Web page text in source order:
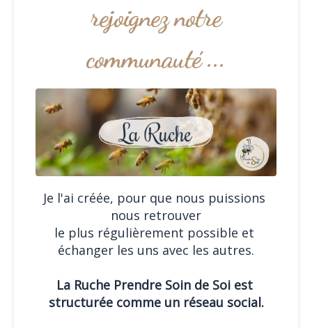
rejoignez notre
communauté ...
Je l'ai créée, pour que nous puissions
nous retrouver
le plus régulièrement possible et
échanger les uns avec les autres.
La Ruche Prendre Soin de Soi est
structurée comme un réseau social.